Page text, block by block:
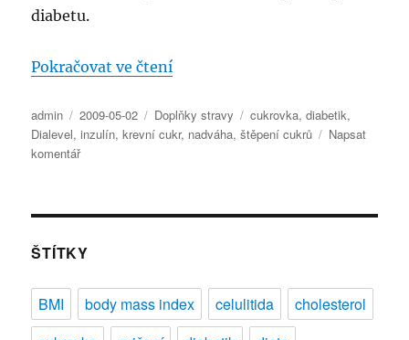
diabetu.
Pokračovat ve čtení„Informace o přípravku
Autor:
admin Publikováno:
2009-05-02 Rubriky:
Doplňky stravy Štítky:
cukrovka,diabetik,
Dialevel,inzulín,krevní cukr, nadváha,štěpení cukrů
Napsat
komentářpro
názvem
o
Dialevel
ŠTÍTKY
BMI body mass index celulitida
cholesterol